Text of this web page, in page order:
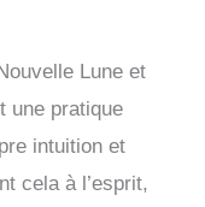
Lune et
une pratique
intuition et
cela à l’esprit,